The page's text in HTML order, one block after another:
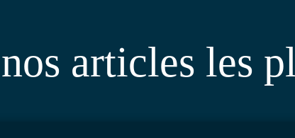
articles les